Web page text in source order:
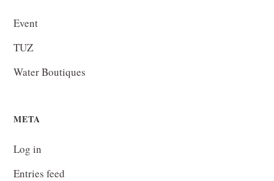
Event
TUZ
Water Boutiques
META
Log in
Entries feed